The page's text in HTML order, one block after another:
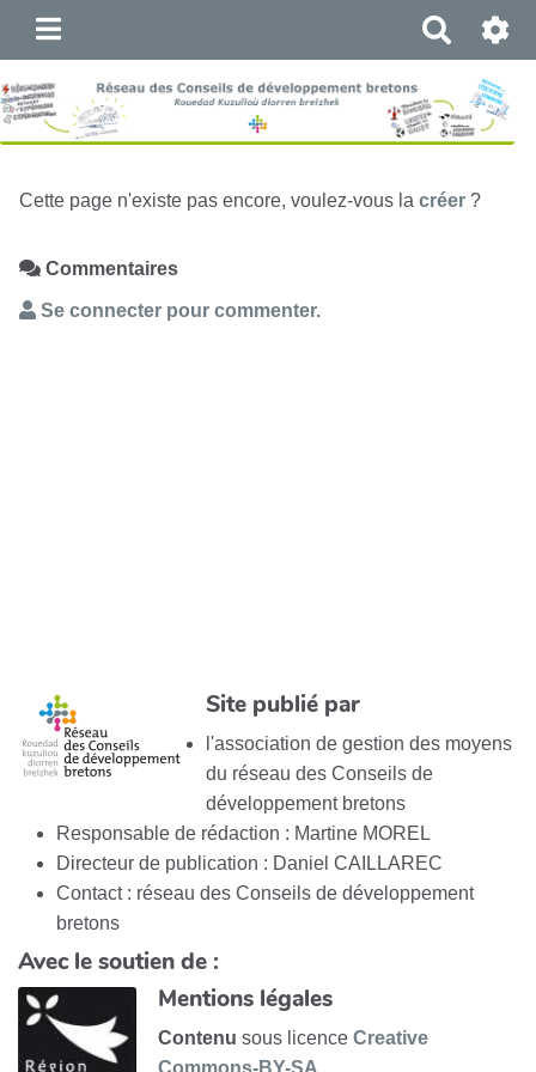
e
h
e
c
Cette page n'existe pas encore, voulez-vous la créer ?
Commentaires
Se connecter pour commenter.
Site publié par
l'association de gestion des moyens
du réseau des Conseils de
développement bretons
Responsable de rédaction : Martine MOREL
Directeur de publication : Daniel CAILLAREC
Contact : réseau des Conseils de développement
bretons
Avec le soutien de :
Mentions légales
Contenu sous licence Creative